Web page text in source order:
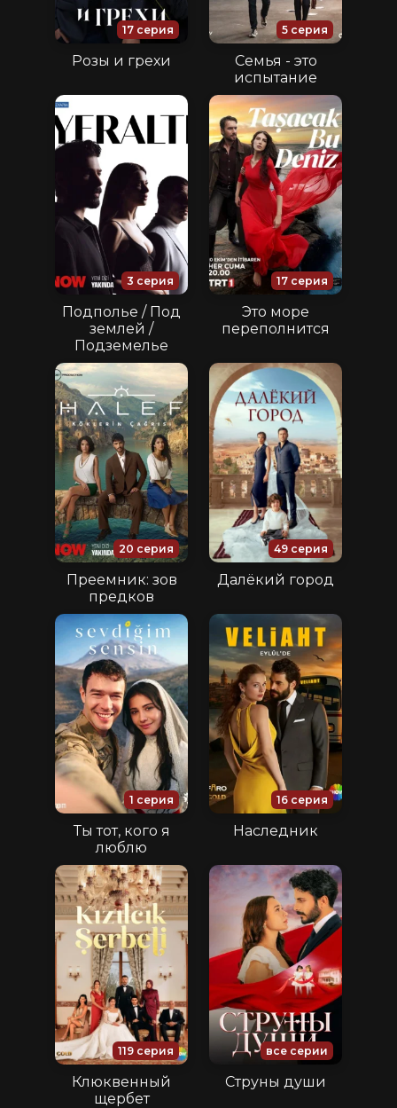
17 серия
Розы и грехи
5 серия
Семья - это
испытание
3 серия
Подполье / Под
землей /
Подземелье
17 серия
Это море
переполнится
20 серия
Преемник: зов
предков
49 серия
Далёкий город
1 серия
Ты тот, кого я
люблю
16 серия
Наследник
119 серия
Клюквенный
щербет
все серии
Струны души